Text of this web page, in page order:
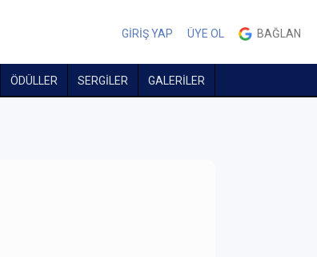
GİRİŞ YAP ÜYE OL BAĞLAN
ÖDÜLLER SERGİLER GALERİLER